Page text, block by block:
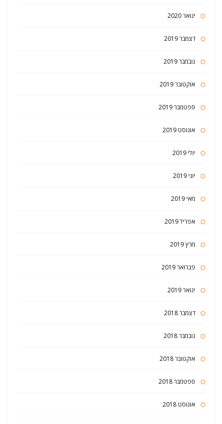
ינואר 2020
דצמבר 2019
נובמבר 2019
אוקטובר 2019
ספטמבר 2019
אוגוסט 2019
יולי 2019
יוני 2019
מאי 2019
אפריל 2019
מרץ 2019
פברואר 2019
ינואר 2019
דצמבר 2018
נובמבר 2018
אוקטובר 2018
ספטמבר 2018
אוגוסט 2018